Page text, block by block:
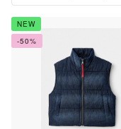
NEW
-50%
График
Сегодня